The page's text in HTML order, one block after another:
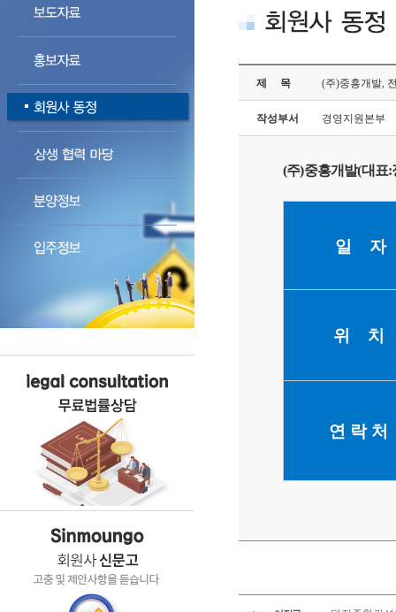
제 목 (주)중흥개발,
작성부서 경영지원본부
(주)중흥개발(대표:
일 자
위 치
연 락 처